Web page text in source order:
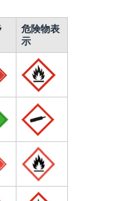
危険物表
示